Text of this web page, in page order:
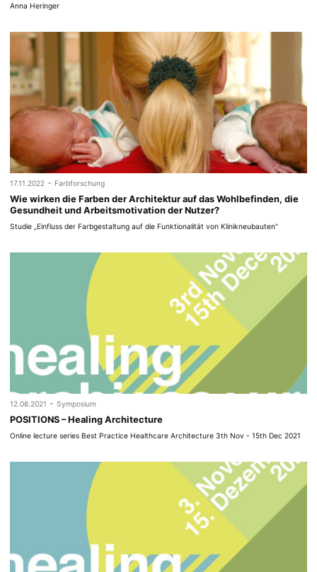
Anna Heringer
17.11.2022 - Farbforschung
Wie wirken die Farben der Architektur auf das Wohlbefinden, die
Gesundheit und Arbeitsmotivation der Nutzer?
Studie „Einfluss der Farbgestaltung auf die Funktionalität von Klinikneubauten“
12.08.2021 - Symposium
POSITIONS – Healing Architecture
Online lecture series Best Practice Healthcare Architecture 3th Nov - 15th Dec 2021